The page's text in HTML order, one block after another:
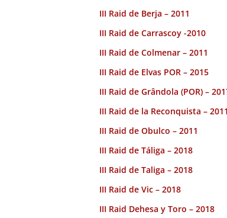
III Raid de Berja – 2011
III Raid de Carrascoy -2010
III Raid de Colmenar – 2011
III Raid de Elvas POR – 2015
III Raid de Grândola (POR) –
III Raid de la Reconquista – 2011
III Raid de Obulco – 2011
III Raid de Táliga – 2018
III Raid de Taliga – 2018
III Raid de Vic – 2018
III Raid Dehesa y Toro – 2018